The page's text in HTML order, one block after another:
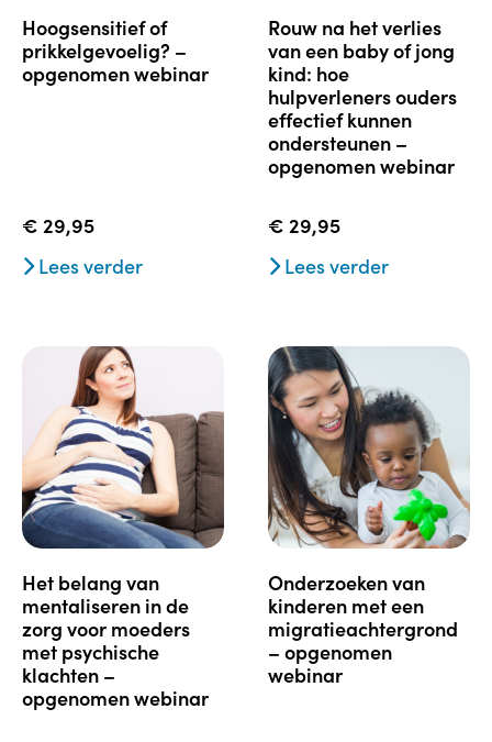
hoogsensitief of
prikkelgevoelig? –
opgenomen webinar
€ 29,95
Lees verder
rouw na het verlies
van een baby of jong
kind: hoe
hulpverleners ouders
effectief kunnen
ondersteunen –
opgenomen webinar
€ 29,95
Lees verder
het belang van
mentaliseren in de
zorg voor moeders
met psychische
klachten –
opgenomen webinar
onderzoeken van
kinderen met een
migratieachtergrond
– opgenomen
webinar